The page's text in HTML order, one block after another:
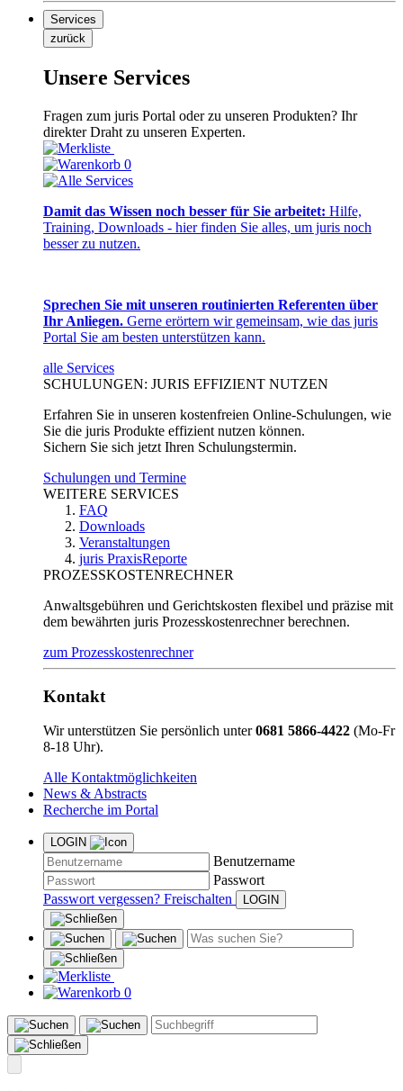
Services
zurück
Unsere Services
Fragen zum juris Portal oder zu unseren Produkten? Ihr
direkter Draht zu unseren Experten.
0
Damit das Wissen noch besser für Sie arbeitet: Hilfe,
Training, Downloads - hier finden Sie alles, um juris noch
besser zu nutzen.
Sprechen Sie mit unseren routinierten Referenten über
Ihr Anliegen. Gerne erörtern wir gemeinsam, wie das juris
Portal Sie am besten unterstützen kann.
alle Services
SCHULUNGEN: JURIS EFFIZIENT NUTZEN
Erfahren Sie in unseren kostenfreien Online-Schulungen, wie
Sie die juris Produkte effizient nutzen können.
Sichern Sie sich jetzt Ihren Schulungstermin.
Schulungen und Termine
WEITERE SERVICES
FAQ
Downloads
Veranstaltungen
juris PraxisReporte
PROZESSKOSTENRECHNER
Anwaltsgebühren und Gerichtskosten flexibel und präzise mit
dem bewährten juris Prozesskostenrechner berechnen.
zum Prozesskostenrechner
Kontakt
Wir unterstützen Sie persönlich unter0681 5866-4422 (Mo-Fr
8-18 Uhr).
Alle Kontaktmöglichkeiten
News & Abstracts
Recherche im Portal
LOGIN
Benutzername
Passwort
Passwort vergessen? Freischalten
0